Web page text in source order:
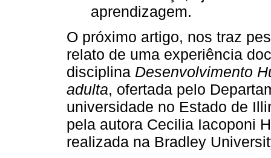
aprendizagem.
O próximo artigo, nos traz
relato de uma experiência
disciplina Desenvolvimento
adulta, ofertada pelo
universidade no Estado de
pela autora Cecilia Iacoponi
realizada na Bradley